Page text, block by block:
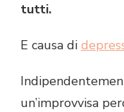
tutti.
E causa di
un’improvvisa